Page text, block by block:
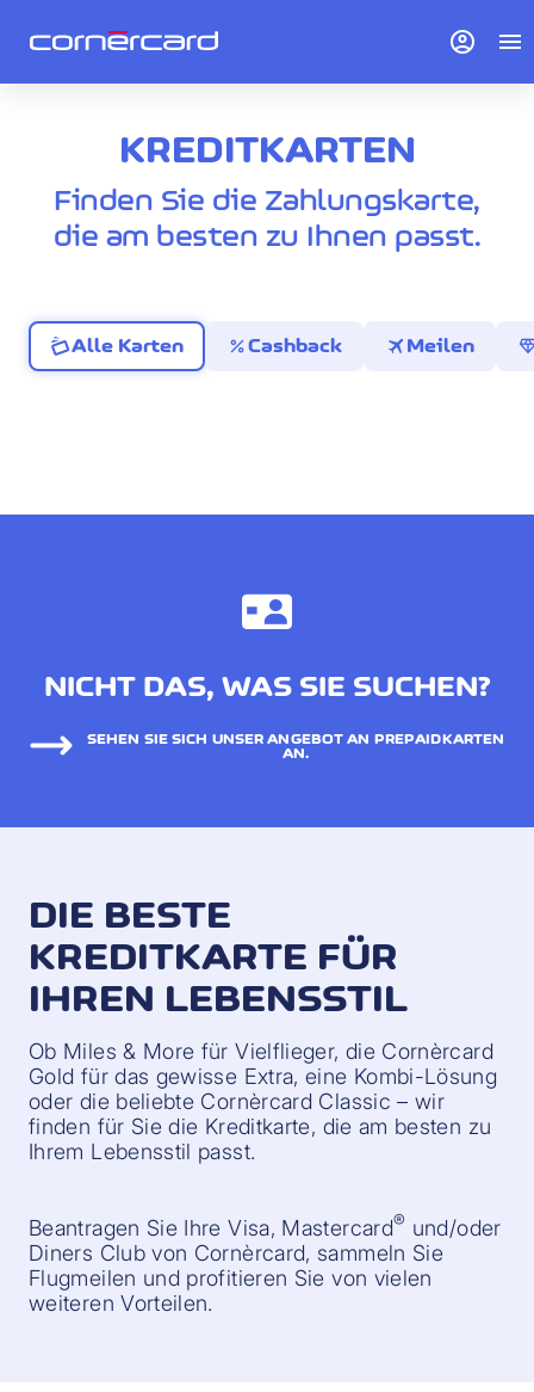
KREDITKARTEN
Finden Sie die Zahlungskarte,
die am besten zu Ihnen passt.
Alle Karten percentCashback travel Meilen
NICHT DAS, WAS SIE SUCHEN?
SEHEN SIE SICH UNSER ANGEBOT AN PREPAIDKARTEN
AN.
DIE BESTE
KREDITKARTE FÜR
IHREN LEBENSSTIL
Ob Miles & More für Vielflieger, die Cornèrcard
Gold für das gewisse Extra, eine Kombi-Lösung
oder die beliebte Cornèrcard Classic – wir
finden für Sie die Kreditkarte, die am besten zu
Ihrem Lebensstil passt.
Beantragen Sie Ihre Visa, Mastercard® und/oder
Diners Club von Cornèrcard, sammeln Sie
Flugmeilen und profitieren Sie von vielen
weiteren Vorteilen.
account_circle menu